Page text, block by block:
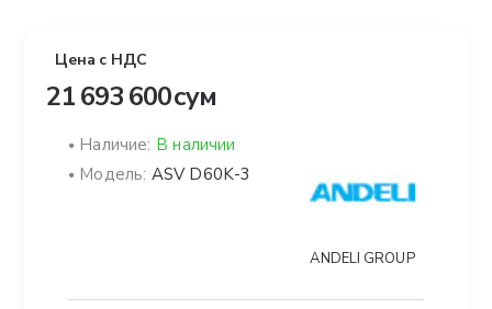
Цена с НДС
21 693 600 сум
Наличие: В наличии
Модель: ASV D60K-3
ANDELI GROUP